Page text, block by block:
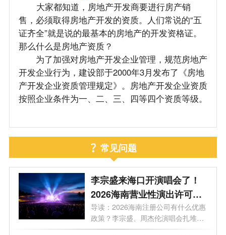
大家都知道，房地产开发商要进行房产销
售，必须取得房地产开发的资质。人们常说的“五
证齐全”就是说的最基本的房地产的开发资格证。
那么什么是房地产资质？
为了加强对房地产开发企业管理，规范房地产
开发企业行为，建设部于2000年3月发布了《房地
产开发企业资质管理规定》。房地产开发企业资质
按照企业条件为一、二、三、四等四个资质等级。
常见问题
李宗盛来海口开演唱会了！
2026海南营业性演出许可证
怎么办理？一文看懂海南演
艺补贴申报合规全流程
导读：2026海南注册公司有什么优惠
政策？李宗盛、周杰伦演唱会扎堆，
揭秘...